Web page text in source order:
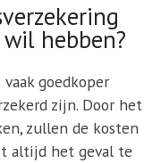
hebben?
goedkoper
zijn. Door het
zullen de kosten
altijd het geval te